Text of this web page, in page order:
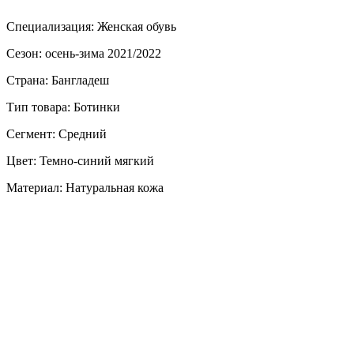
Специализация: Женская обувь
Сезон: осень-зима 2021/2022
Страна: Бангладеш
Тип товара: Ботинки
Сегмент: Средний
Цвет: Темно-синий мягкий
Материал: Натуральная кожа